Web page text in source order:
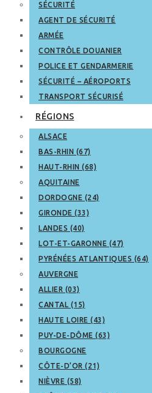
SÉCURITÉ
AGENT DE SÉCURITÉ
ARMÉE
CONTRÔLE DOUANIER
POLICE ET GENDARMERIE
SÉCURITÉ – AÉROPORTS
TRANSPORT SÉCURISÉ
RÉGIONS
ALSACE
BAS-RHIN (67)
HAUT-RHIN (68)
AQUITAINE
DORDOGNE (24)
GIRONDE (33)
LANDES (40)
LOT-ET-GARONNE (47)
PYRÉNÉES ATLANTIQUES (64)
AUVERGNE
ALLIER (03)
CANTAL (15)
HAUTE LOIRE (43)
PUY-DE-DÔME (63)
BOURGOGNE
CÔTE-D’OR (21)
NIÈVRE (58)